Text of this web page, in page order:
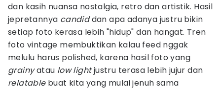
dan kasih nuansa nostalgia, retro dan artistik. Hasil
jepretannya candiddan apa adanya justru bikin
setiap foto kerasa lebih "hidup" dan hangat. Tren
foto vintage membuktikan kalau feed nggak
melulu harus polished, karena hasil foto yang
grainyatau low lightjustru terasa lebih jujur dan
relatable buat kita yang mulai jenuh sama